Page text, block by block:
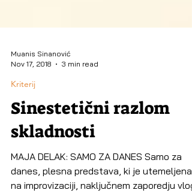
Muanis Sinanović
Nov 17, 2018
3 min read
Kriterij
Sinestetični razlom
skladnosti